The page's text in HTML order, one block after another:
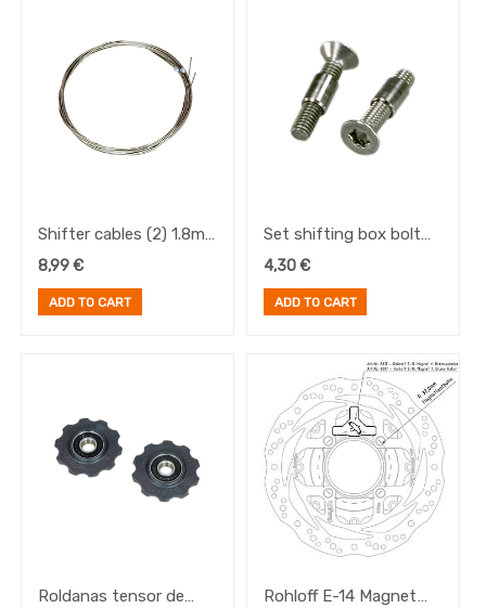
Shifter cables (2) 1.8m
for Speedhub 500/14
8,99€
ADD TO CART
Set shifting box bolt
with threaded bush for
4,30€
ADD TO CART
Roldanas tensor de
Rohloff E-14 Magnet